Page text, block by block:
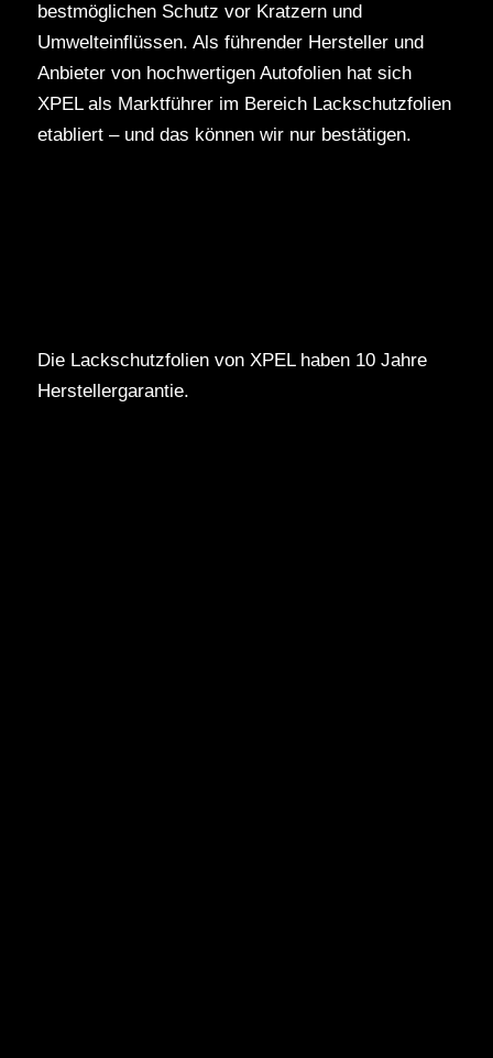
bestmöglichen Schutz vor Kratzern und
Umwelteinflüssen. Als führender Hersteller und
Anbieter von hochwertigen Autofolien hat sich
XPEL als Marktführer im Bereich Lackschutzfolien
etabliert – und das können wir nur bestätigen.
Die Lackschutzfolien von XPEL haben 10 Jahre
Herstellergarantie.